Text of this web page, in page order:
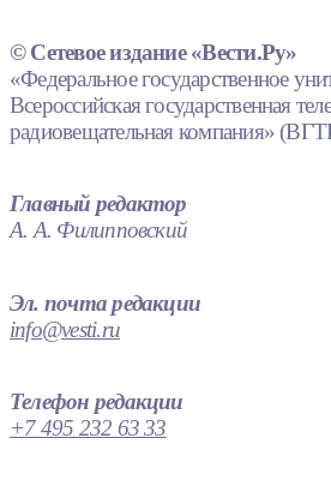
© Сетевое издание «Вести.Ру»
«Федеральное государственное
Всероссийская государственная
радиовещательная компания»
Главный редактор
А. А. Филипповский
Эл. почта редакции
info@vesti.ru
Телефон редакции
+7 495 232 63 33